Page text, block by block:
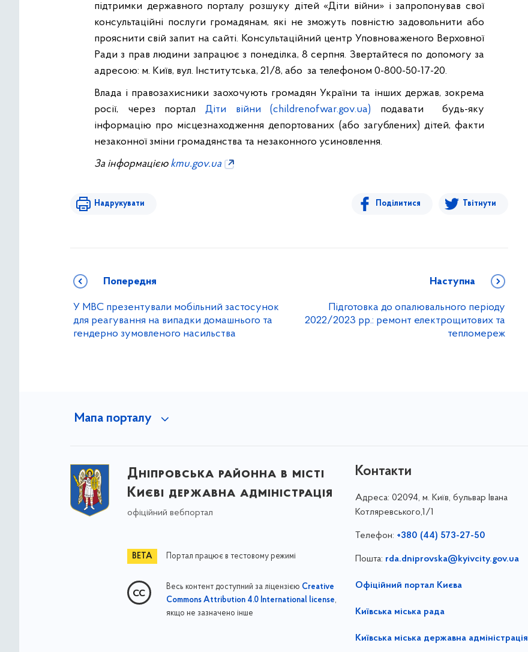
підтримки державного порталу розшуку дітей «Діти війни» і запропонував свої
консультаційні послуги громадянам, які не зможуть повністю задовольнити або
прояснити свій запит на сайті. Консультаційний центр Уповноваженого Верховної
Ради з прав людини запрацює з понеділка, 8 серпня. Звертайтеся по допомогу за
адресою: м. Київ, вул. Інститутська, 21/8, або за телефоном 0-800-50-17-20.
Влада і правозахисники заохочують громадян України та інших держав, зокрема
росії, через портал Діти війни (childrenofwar.gov.ua) подавати будь-яку
інформацію про місцезнаходження депортованих (або загублених) дітей, факти
незаконної зміни громадянства та незаконного усиновлення.
За інформацією kmu.gov.ua
Надрукувати Поділитися Твітнути
Попередня
У МВС презентували мобільний застосунок
для реагування на випадки домашнього та
гендерно зумовленого насильства
Наступна
Підготовка до опалювального періоду
2022/2023 рр.: ремонт електрощитових та
тепломереж
Мапа порталу
Дніпровська районна в місті
Києві державна адміністрація
офіційний вебпортал
Портал працює в тестовому режимі
Весь контент доступний за ліцензією Creative
Commons Attribution 4.0 International license,
якщо не зазначено інше
Контакти
Адреса: 02094, м. Київ, бульвар Івана
Котляревського,1/1
Телефон: +380 (44) 573-27-50
Пошта: rda.dniprovska@kyivcity.gov.ua
Офіційний портал Києва
Київська міська рада
Київська міська державна адміністрація